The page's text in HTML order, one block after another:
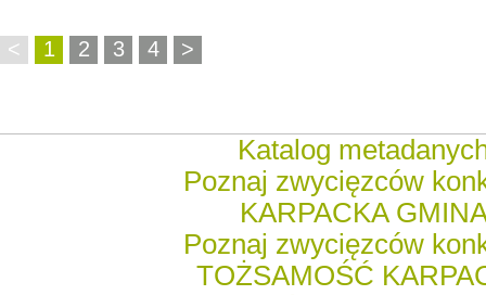
< 1 2 3 4 >
Katalog
Poznaj zwycięzców
KARPACKA
Poznaj zwycięzców
TOŻSAMOŚĆ